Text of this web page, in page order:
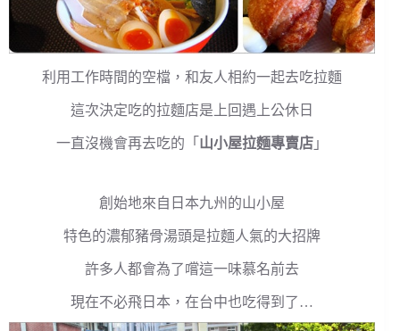
利用工作時間的空檔，和友人相約一起去吃拉麵
這次決定吃的拉麵店是上回遇上公休日
一直沒機會再去吃的「 山小屋拉麵專賣店 」
創始地來自日本九州的山小屋
特色的濃郁豬骨湯頭是拉麵人氣的大招牌
許多人都會為了嚐這一味慕名前去
現在不必飛日本，在台中也吃得到了…